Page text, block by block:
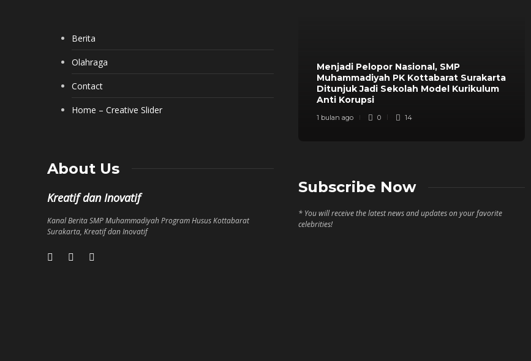
Berita
Olahraga
Contact
Home – Creative Slider
About Us
Kreatif dan Inovatif
Kanal Berita SMP Muhammadiyah Program Husus Kottabarat
Surakarta, Kreatif dan Inovatif
Menjadi Pelopor Nasional, SMP
Muhammadiyah PK Kottabarat Surakarta
Ditunjuk Jadi Sekolah Model Kurikulum
Anti Korupsi
1 bulan ago 0 14
Subscribe Now
* You will receive the latest news and updates on your favorite
celebrities!